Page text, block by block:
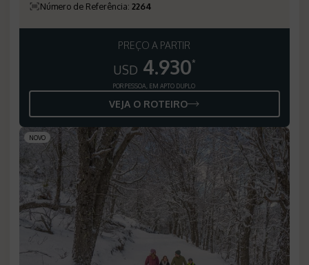
Número de Referência: 2264
PREÇO A PARTIR
USD 4.930*
POR PESSOA, EM APTO DUPLO
VEJA O ROTEIRO
NOVO